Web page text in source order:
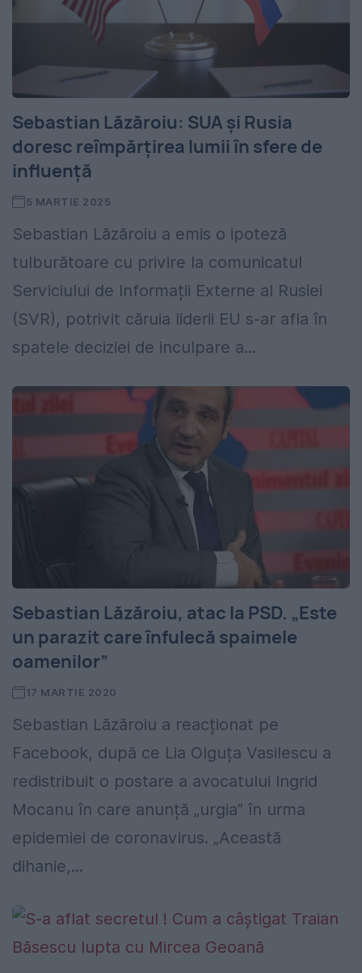
Sebastian Lăzăroiu: SUA și Rusia
doresc reîmpărțirea lumii în sfere de
influență
5 MARTIE 2025
Sebastian Lăzăroiu a emis o ipoteză
tulburătoare cu privire la comunicatul
Serviciului de Informații Externe al Rusiei
(SVR), potrivit căruia liderii EU s-ar afla în
spatele deciziei de inculpare a...
Sebastian Lăzăroiu, atac la PSD. „Este
un parazit care înfulecă spaimele
oamenilor”
17 MARTIE 2020
Sebastian Lăzăroiu a reacționat pe
Facebook, după ce Lia Olguța Vasilescu a
redistribuit o postare a avocatului Ingrid
Mocanu în care anunță „urgia” în urma
epidemiei de coronavirus. „Această
dihanie,...